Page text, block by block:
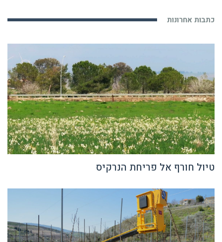
כתבות אחרונות
טיול חורף אל פריחת הנרקיס